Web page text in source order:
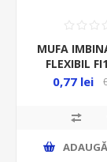
MUFA
FLEXIBIL
0,77 lei